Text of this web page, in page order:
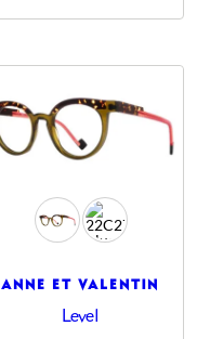
ANNE ET VALENTIN
Level